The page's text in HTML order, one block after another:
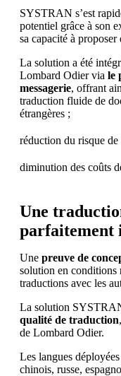
SYSTRAN s’est
potentiel grâce à son
sa capacité à
La solution a été
Lombard Odier via le
messagerie, offrant
traduction fluide de
étrangères ;
réduction du risque
diminution des coûts
Une
parfaitement
Une preuve de
solution en conditions
traductions avec les
La solution
qualité de traduction
de Lombard Odier.
Les langues
chinois, russe,